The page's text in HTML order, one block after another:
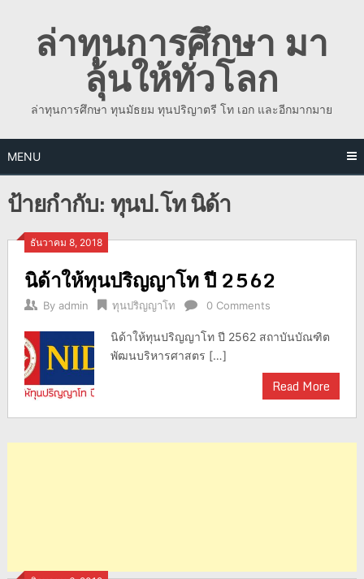
contentล่าทุนการศึกษา มา
ลุ้นให้ทั่วโลก
ล่าทุนการศึกษา ทุนมัธยม ทุนปริญาตรี โท เอก และอีกมากมาย
MENU
ป้ายกำกับ:ทุนป.โท นิด้า
ธันวาคม 8, 2018
นิด้าให้ทุนปริญญาโท ปี 2562
By admin ทุนปริญญาโท 0 Comments
นิด้าให้ทุนปริญญาโท ปี 2562 สถาบันบัณฑิต
พัฒนบริหารศาสตร […]
Read More